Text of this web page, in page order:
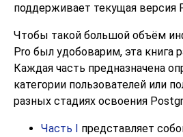
поддерживает текущая версия
Чтобы такой большой объём
Pro был удобоварим, эта книга
Каждая часть предназначена
категории пользователей или
разных стадиях освоения
Часть I представляет